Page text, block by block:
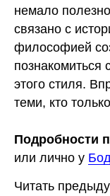
немало
связано с
философией
этого стиля.
теми, кто
Подробности
или лично у
Читать